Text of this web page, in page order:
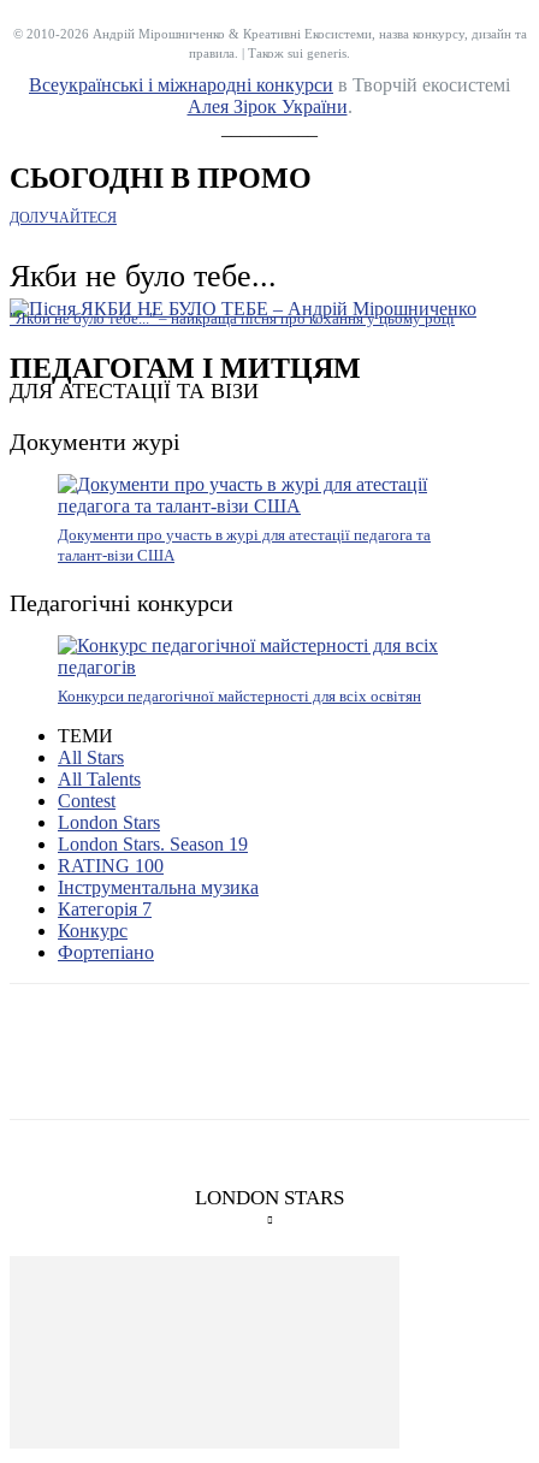
© 2010-2026 Андрій Мірошниченко & Креативні Екосистеми, назва конкурсу, дизайн та
правила. | Також sui generis.
Всеукраїнські і міжнародні конкурси в Творчій екосистемі
Алея Зірок України.
СЬОГОДНІ В ПРОМО
ДОЛУЧАЙТЕСЯ
Якби не було тебе...
"Якби не було тебе..." – найкраща пісня про кохання у цьому році
ПЕДАГОГАМ І МИТЦЯМ
ДЛЯ АТЕСТАЦІЇ ТА ВІЗИ
Документи журі
Документи про участь в журі для атестації педагога та
талант-візи США
Педагогічні конкурси
Конкурси педагогічної майстерності для всіх освітян
ТЕМИ
All Stars
All Talents
Contest
London Stars
London Stars. Season 19
RATING 100
Інструментальна музика
Категорія 7
Конкурс
Фортепіано
LONDON STARS